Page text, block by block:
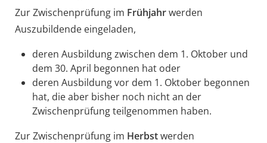
Zur Zwischenprüfung im Frühjahrwerden
Auszubildende eingeladen,
deren Ausbildung zwischen dem 1. Oktober und
dem 30. April begonnen hat oder
deren Ausbildung vor dem 1. Oktober begonnen
hat, die aber bisher noch nicht an der
Zwischenprüfung teilgenommen haben.
Zur Zwischenprüfung im Herbstwerden